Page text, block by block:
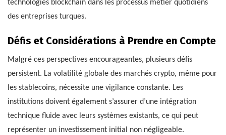
technologies blockchain dans les processus métier quotidiens
des entreprises turques.
Défis et Considérations à Prendre en Compte
Malgré ces perspectives encourageantes, plusieurs défis
persistent. La volatilité globale des marchés crypto, même pour
les stablecoins, nécessite une vigilance constante. Les
institutions doivent également s’assurer d’une intégration
technique fluide avec leurs systèmes existants, ce qui peut
représenter un investissement initial non négligeable.